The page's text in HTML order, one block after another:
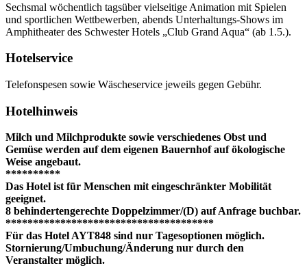
Sechsmal wöchentlich tagsüber vielseitige Animation mit Spielen
und sportlichen Wettbewerben, abends Unterhaltungs-Shows im
Amphitheater des Schwester Hotels „Club Grand Aqua“ (ab 1.5.).
Hotelservice
Telefonspesen sowie Wäscheservice jeweils gegen Gebühr.
Hotelhinweis
Milch und Milchprodukte sowie verschiedenes Obst und
Gemüse werden auf dem eigenen Bauernhof auf ökologische
Weise angebaut.
**********
Das Hotel ist für Menschen mit eingeschränkter Mobilität
geeignet.
8 behindertengerechte Doppelzimmer/(D) auf Anfrage buchbar.
**************************************
Für das Hotel AYT848 sind nur Tagesoptionen möglich.
Stornierung/Umbuchung/Änderung nur durch den
Veranstalter möglich.